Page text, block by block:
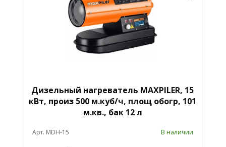
Дизельный нагреватель MAXPILER, 15
кВт, произ 500 м.куб/ч, площ обогр, 101
м.кв., бак 12 л
Арт. MDH-15 В наличии